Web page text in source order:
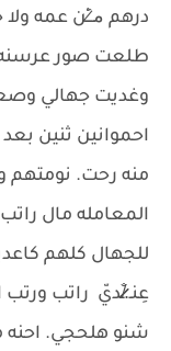
درهم م̷ـــِْن عمه
طلعت صور عرسنه
وغديت جهالي
احموانين ثنين
منه رحت. نومتهم
المعامله مال
للجهال كلهم
عِنـ.̷̷̸̷̐ـديّ راتب
شنو هلحجي. احنه